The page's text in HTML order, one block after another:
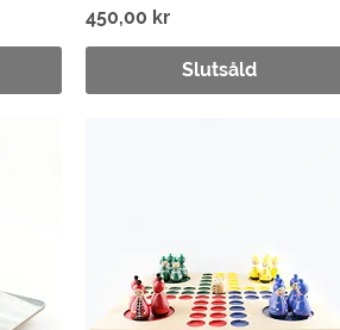
Pris
450,00 kr
Slutsåld